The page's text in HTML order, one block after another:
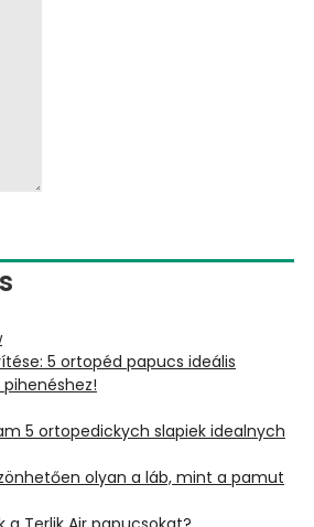
5 ortopéd papucs ideális
olyan a láb, mint a pamut